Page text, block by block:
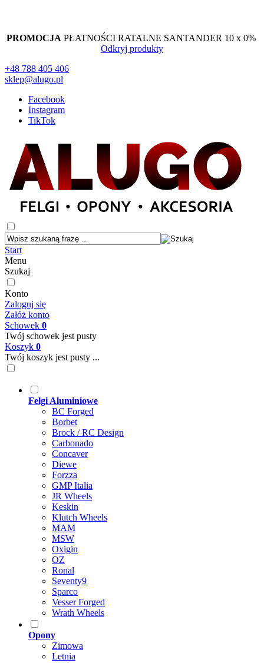
PROMOCJA PŁATNOŚCI RATALNE SANTANDER 10 x 0%
Odkryj produkty
+48 788 405 406
sklep@alugo.pl
Facebook
Instagram
TikTok
Start
Menu
Szukaj
Konto
Zaloguj się
Załóż konto
Schowek 0
Twój schowek jest pusty
Koszyk 0
Twój koszyk jest pusty ...
Felgi Aluminiowe
BC Forged
Borbet
Brock / RC Design
Carbonado
Concaver
Diewe
Forzza
GMP Italia
JR Wheels
Keskin
Klutch Wheels
MAM
MSW
Oxigin
OZ
Ronal
Seventy9
Sparco
Vesser Forged
Wrath Wheels
Opony
Zimowa
Letnia